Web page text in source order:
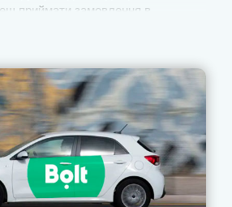
приймати замовлення в
коли зручно саме тобі, обирай
свободою та стабільним
безперервно — достатньо лише
вищий твій рейтинг, тим більше
більший щомісячний заробіток.
умови — фіксовану мінімальну
без затримок, бонуси та чайові
А якщо виникнуть запитання —